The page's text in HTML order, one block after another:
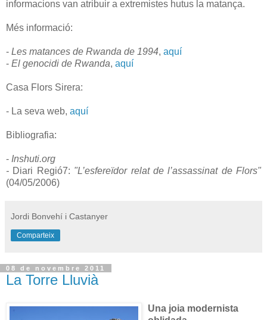
informacions van atribuir a extremistes hutus la matança.
Més informació:
- Les matances de Rwanda de 1994, aquí
- El genocidi de Rwanda, aquí
Casa Flors Sirera:
- La seva web, aquí
Bibliografia:
- Inshuti.org
- Diari Regió7: "L’esfereïdor relat de l’assassinat de Flors"
(04/05/2006)
Jordi Bonvehí i Castanyer
Comparteix
08 de novembre 2011
La Torre Lluvià
Una joia modernista